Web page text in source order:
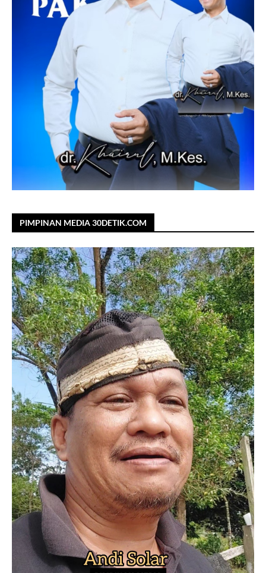
PIMPINAN MEDIA 30DETIK.COM